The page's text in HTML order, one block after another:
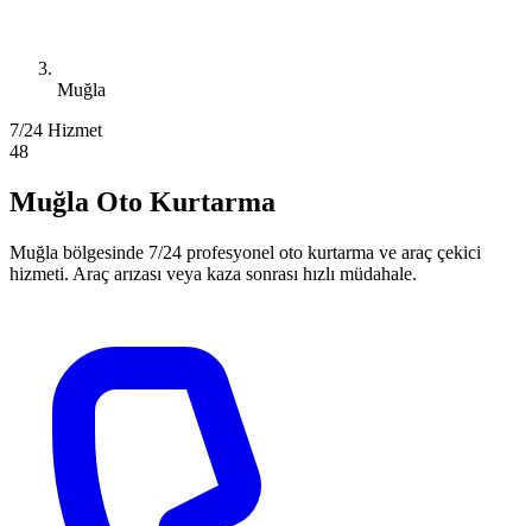
Muğla
7/24 Hizmet
48
Muğla Oto Kurtarma
Muğla bölgesinde 7/24 profesyonel oto kurtarma ve araç çekici
hizmeti. Araç arızası veya kaza sonrası hızlı müdahale.